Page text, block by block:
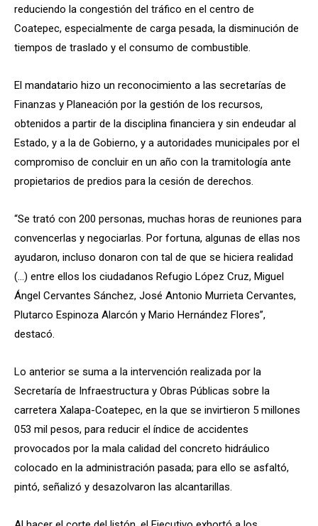
reduciendo la congestión del tráfico en el centro de
Coatepec, especialmente de carga pesada, la disminución de
tiempos de traslado y el consumo de combustible.
El mandatario hizo un reconocimiento a las secretarías de
Finanzas y Planeación por la gestión de los recursos,
obtenidos a partir de la disciplina financiera y sin endeudar al
Estado, y a la de Gobierno, y a autoridades municipales por el
compromiso de concluir en un año con la tramitología ante
propietarios de predios para la cesión de derechos.
“Se trató con 200 personas, muchas horas de reuniones para
convencerlas y negociarlas. Por fortuna, algunas de ellas nos
ayudaron, incluso donaron con tal de que se hiciera realidad
(…) entre ellos los ciudadanos Refugio López Cruz, Miguel
Ángel Cervantes Sánchez, José Antonio Murrieta Cervantes,
Plutarco Espinoza Alarcón y Mario Hernández Flores”,
destacó.
Lo anterior se suma a la intervención realizada por la
Secretaría de Infraestructura y Obras Públicas sobre la
carretera Xalapa-Coatepec, en la que se invirtieron 5 millones
053 mil pesos, para reducir el índice de accidentes
provocados por la mala calidad del concreto hidráulico
colocado en la administración pasada; para ello se asfaltó,
pintó, señalizó y desazolvaron las alcantarillas.